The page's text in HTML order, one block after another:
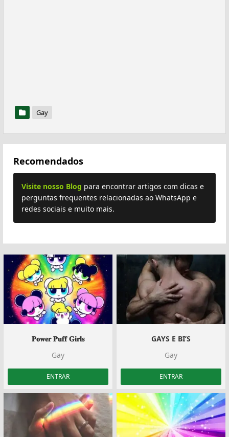
Gay
Recomendados
Visite nosso Blog para encontrar artigos com dicas e
perguntas frequentes relacionadas ao WhatsApp e
redes sociais e muito mais.
𝐏𝐨𝐰𝐞𝐫 𝐏𝐮𝐟𝐟 𝐆𝐢𝐫𝐥𝐬
Gay
ENTRAR
GAYS E BI’S
Gay
ENTRAR